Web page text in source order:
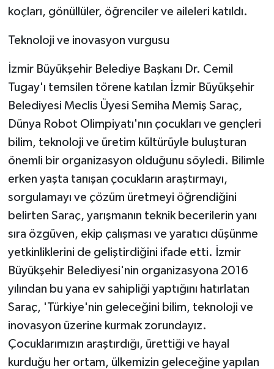
koçları, gönüllüler, öğrenciler ve aileleri katıldı.
Teknoloji ve inovasyon vurgusu
İzmir Büyükşehir Belediye Başkanı Dr. Cemil
Tugay'ı temsilen törene katılan İzmir Büyükşehir
Belediyesi Meclis Üyesi Semiha Memiş Saraç,
Dünya Robot Olimpiyatı'nın çocukları ve gençleri
bilim, teknoloji ve üretim kültürüyle buluşturan
önemli bir organizasyon olduğunu söyledi. Bilimle
erken yaşta tanışan çocukların araştırmayı,
sorgulamayı ve çözüm üretmeyi öğrendiğini
belirten Saraç, yarışmanın teknik becerilerin yanı
sıra özgüven, ekip çalışması ve yaratıcı düşünme
yetkinliklerini de geliştirdiğini ifade etti. İzmir
Büyükşehir Belediyesi'nin organizasyona 2016
yılından bu yana ev sahipliği yaptığını hatırlatan
Saraç, 'Türkiye'nin geleceğini bilim, teknoloji ve
inovasyon üzerine kurmak zorundayız.
Çocuklarımızın araştırdığı, ürettiği ve hayal
kurduğu her ortam, ülkemizin geleceğine yapılan
Turizm
ÜLKE GÜNDEMİ
YAŞAM
YEREL